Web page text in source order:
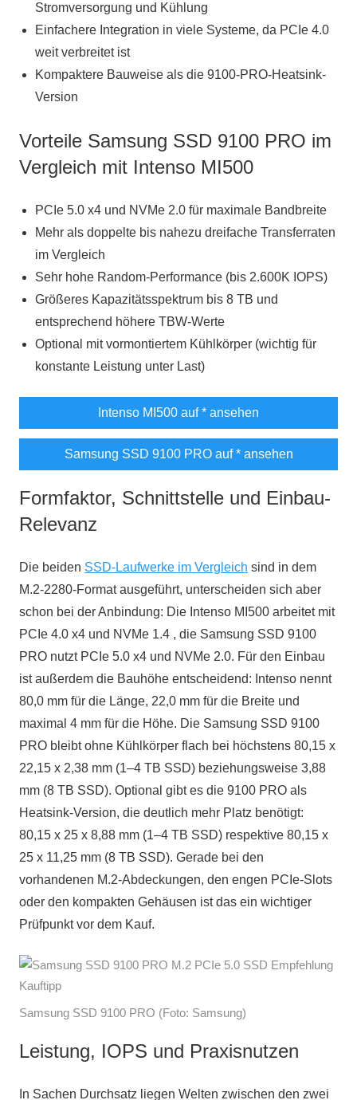
Stromversorgung und Kühlung
Einfachere Integration in viele Systeme, da PCIe 4.0
weit verbreitet ist
Kompaktere Bauweise als die 9100-PRO-Heatsink-
Version
Vorteile Samsung SSD 9100 PRO im
Vergleich mit Intenso MI500
PCIe 5.0 x4 und NVMe 2.0 für maximale Bandbreite
Mehr als doppelte bis nahezu dreifache Transferraten
im Vergleich
Sehr hohe Random-Performance (bis 2.600K IOPS)
Größeres Kapazitätsspektrum bis 8 TB und
entsprechend höhere TBW-Werte
Optional mit vormontiertem Kühlkörper (wichtig für
konstante Leistung unter Last)
Intenso MI500 auf* ansehen
Samsung SSD 9100 PRO auf* ansehen
Formfaktor, Schnittstelle und Einbau-
Relevanz
Die beiden SSD-Laufwerke im Vergleich sind in dem
M.2-2280-Format ausgeführt, unterscheiden sich aber
schon bei der Anbindung: Die Intenso MI500 arbeitet mit
PCIe 4.0 x4 und NVMe 1.4 , die Samsung SSD 9100
PRO nutzt PCIe 5.0 x4 und NVMe 2.0. Für den Einbau
ist außerdem die Bauhöhe entscheidend: Intenso nennt
80,0 mm für die Länge, 22,0 mm für die Breite und
maximal 4 mm für die Höhe. Die Samsung SSD 9100
PRO bleibt ohne Kühlkörper flach bei höchstens 80,15 x
22,15 x 2,38 mm (1–4 TB SSD) beziehungsweise 3,88
mm (8 TB SSD). Optional gibt es die 9100 PRO als
Heatsink-Version, die deutlich mehr Platz benötigt:
80,15 x 25 x 8,88 mm (1–4 TB SSD) respektive 80,15 x
25 x 11,25 mm (8 TB SSD). Gerade bei den
vorhandenen M.2-Abdeckungen, den engen PCIe-Slots
oder den kompakten Gehäusen ist das ein wichtiger
Prüfpunkt vor dem Kauf.
Samsung SSD 9100 PRO (Foto: Samsung)
Leistung, IOPS und Praxisnutzen
In Sachen Durchsatz liegen Welten zwischen den zwei